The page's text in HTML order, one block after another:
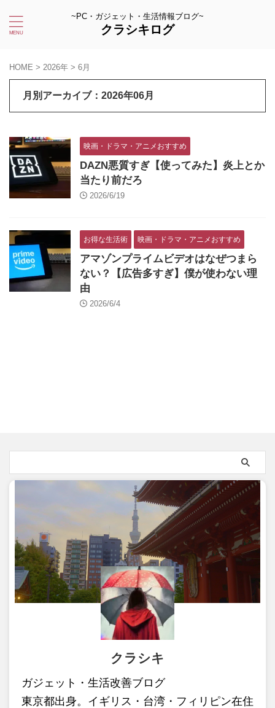
~PC・ガジェット・生活情報ブログ~
クラシキログ
HOME > 2026年 > 6月
月別アーカイブ：2026年06月
映画・ドラマ・アニメおすすめ
DAZN悪質すぎ【使ってみた】炎上とか
当たり前だろ
2026/6/19
お得な生活術 映画・ドラマ・アニメおすすめ
アマゾンプライムビデオはなぜつまら
ない？【広告多すぎ】僕が使わない理
由
2026/6/4
クラシキ
ガジェット・生活改善ブログ
東京都出身。イギリス・台湾・フィリピン在住